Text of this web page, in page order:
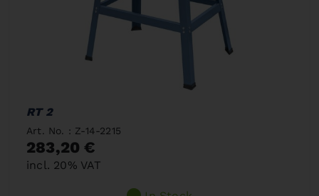
RT 2
Art. No. : Z-14-2215
283,20 €
incl. 20% VAT